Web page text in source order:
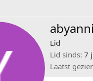
Lid
Lid sinds 7
Laatst